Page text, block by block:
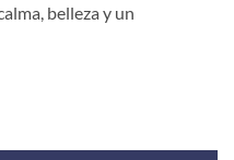
belleza y un